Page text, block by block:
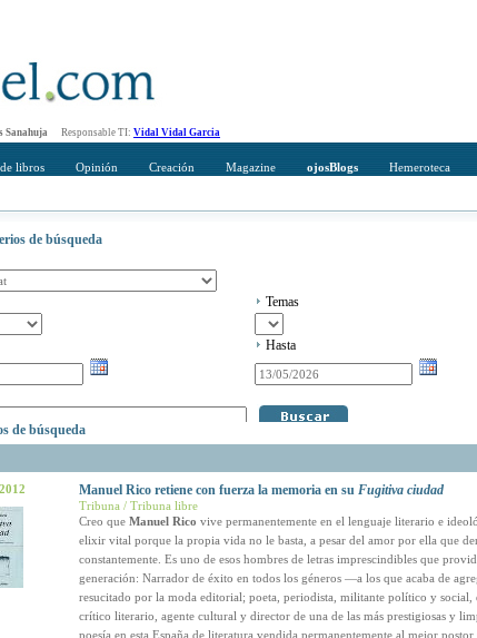
Sanahuja Responsable TI: Vidal Vidal Garcia
de libros Opinión Creación Magazine ojosBlogs Hemeroteca
de búsqueda
Temas
Hasta
de búsqueda
Manuel Rico retiene con fuerza la memoria en su Fugitiva ciudad
Tribuna / Tribuna libre
Creo que Manuel Rico vive permanentemente en el lenguaje literario e
elixir vital porque la propia vida no le basta, a pesar del amor por ella que
constantemente. Es uno de esos hombres de letras imprescindibles que
generación: Narrador de éxito en todos los géneros —a los que acaba de
resucitado por la moda editorial; poeta, periodista, militante político y social,
crítico literario, agente cultural y director de una de las más prestigiosas y
poesía en esta España de literatura vendida permanentemente al mejor